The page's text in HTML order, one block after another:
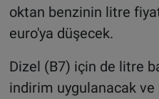
oktan benzinin litre
euro'ya düşecek.
Dizel (B7) için de litre
indirim uygulanacak